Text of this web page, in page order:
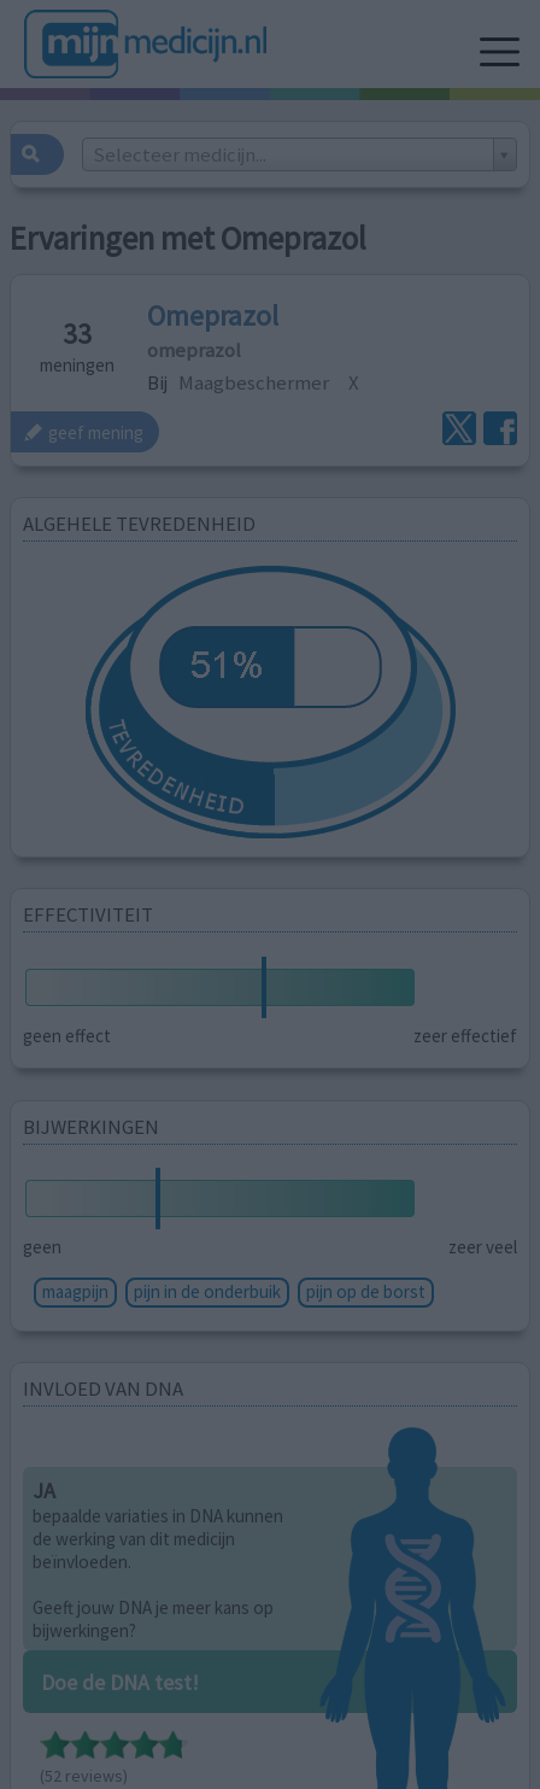
Selecteer medicijn...
Ervaringen met Omeprazol
33
meningen
Omeprazol
omeprazol
Bij Maagbeschermer X
geef mening
ALGEHELE TEVREDENHEID
EFFECTIVITEIT
geen effect zeer effectief
BIJWERKINGEN
geen
zeer veel
maagpijn
pijn in de onderbuik pijn op de borst
INVLOED VAN DNA
JA
bepaalde variaties in DNA kunnen
de werking van dit medicijn
beïnvloeden.
Geeft jouw DNA je meer kans op
bijwerkingen?
Doe de DNA test!
(52 reviews)